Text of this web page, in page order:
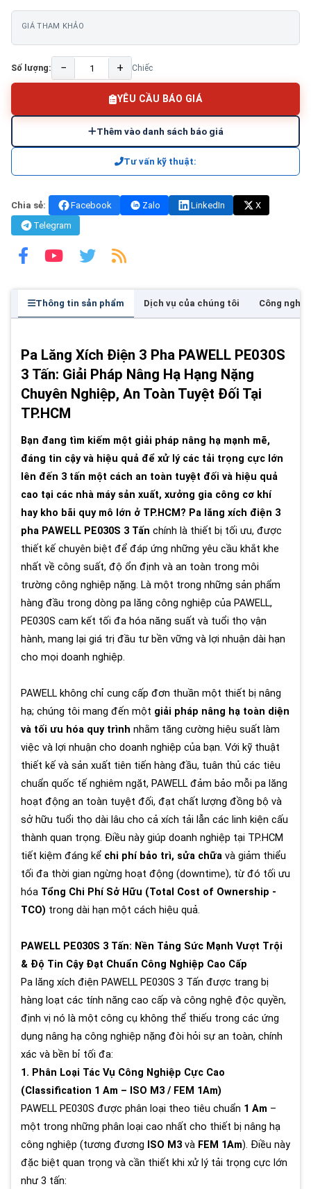
GIÁ THAM KHẢO
Số lượng: − + Chiếc
YÊU CẦU BÁO GIÁ
Thêm vào danh sách báo giá
Tư vấn kỹ thuật:
Chia sẻ: Facebook Zalo LinkedIn
X
Telegram
Thông tin sản phẩm Dịch vụ của chúng tôi Công nghệ
Pa Lăng Xích Điện 3 Pha PAWELL PE030S
3 Tấn: Giải Pháp Nâng Hạ Hạng Nặng
Chuyên Nghiệp, An Toàn Tuyệt Đối Tại
TP.HCM
Bạn đang tìm kiếm một giải pháp nâng hạ mạnh mẽ,
đáng tin cậy và hiệu quả để xử lý các tải trọng cực lớn
lên đến 3 tấn một cách an toàn tuyệt đối và hiệu quả
cao tại các nhà máy sản xuất, xưởng gia công cơ khí
hay kho bãi quy mô lớn ở TP.HCM? Pa lăng xích điện 3
pha PAWELL PE030S 3 Tấn chính là thiết bị tối ưu, được
thiết kế chuyên biệt để đáp ứng những yêu cầu khắt khe
nhất về công suất, độ ổn định và an toàn trong môi
trường công nghiệp nặng. Là một trong những sản phẩm
hàng đầu trong dòng pa lăng công nghiệp của PAWELL,
PE030S cam kết tối đa hóa năng suất và tuổi thọ vận
hành, mang lại giá trị đầu tư bền vững và lợi nhuận dài hạn
cho mọi doanh nghiệp.
PAWELL không chỉ cung cấp đơn thuần một thiết bị nâng
hạ; chúng tôi mang đến một giải pháp nâng hạ toàn diện
và tối ưu hóa quy trình nhằm tăng cường hiệu suất làm
việc và lợi nhuận cho doanh nghiệp của bạn. Với kỹ thuật
thiết kế và sản xuất tiên tiến hàng đầu, tuân thủ các tiêu
chuẩn quốc tế nghiêm ngặt, PAWELL đảm bảo mỗi pa lăng
hoạt động an toàn tuyệt đối, đạt chất lượng đồng bộ và
sở hữu tuổi thọ dài lâu cho cả xích tải lẫn các linh kiện cấu
thành quan trọng. Điều này giúp doanh nghiệp tại TP.HCM
tiết kiệm đáng kể chi phí bảo trì, sửa chữa và giảm thiểu
tối đa thời gian ngừng hoạt động (downtime), từ đó tối ưu
hóa Tổng Chi Phí Sở Hữu (Total Cost of Ownership -
TCO) trong dài hạn một cách hiệu quả.
PAWELL PE030S 3 Tấn: Nền Tảng Sức Mạnh Vượt Trội
& Độ Tin Cậy Đạt Chuẩn Công Nghiệp Cao Cấp
Pa lăng xích điện PAWELL PE030S 3 Tấn được trang bị
hàng loạt các tính năng cao cấp và công nghệ độc quyền,
định vị nó là một công cụ không thể thiếu trong các ứng
dụng nâng hạ công nghiệp nặng đòi hỏi sự an toàn, chính
xác và bền bỉ tối đa:
1. Phân Loại Tác Vụ Công Nghiệp Cực Cao
(Classification 1 Am – ISO M3 / FEM 1Am)
PAWELL PE030S được phân loại theo tiêu chuẩn 1 Am –
một trong những phân loại cao nhất cho thiết bị nâng hạ
công nghiệp (tương đương ISO M3 và FEM 1Am). Điều này
đặc biệt quan trọng và cần thiết khi xử lý tải trọng cực lớn
như 3 tấn: